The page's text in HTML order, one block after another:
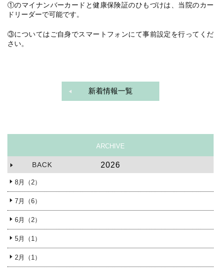
①のマイナンバーカードと健康保険証のひもづけは、当院のカー
ドリーダーで可能です。
③についてはご自身でスマートフォンにて事前設定を行ってくだ
さい。
新着情報一覧
ARCHIVE
BACK 2026
8月（2）
7月（6）
6月（2）
5月（1）
2月（1）